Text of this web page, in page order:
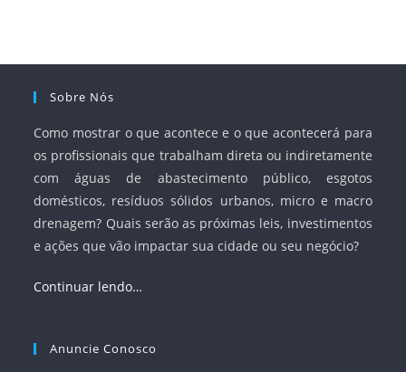
Sobre Nós
Como mostrar o que acontece e o que acontecerá para
os profissionais que trabalham direta ou indiretamente
com águas de abastecimento público, esgotos
domésticos, resíduos sólidos urbanos, micro e macro
drenagem? Quais serão as próximas leis, investimentos
e ações que vão impactar sua cidade ou seu negócio?
Continuar lendo…
Anuncie Conosco